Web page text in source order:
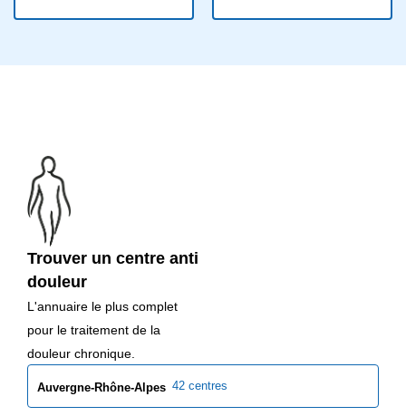
Trouver un centre anti
douleur
L'annuaire le plus complet
pour le traitement de la
douleur chronique.
Auvergne-Rhône-Alpes 42 centres